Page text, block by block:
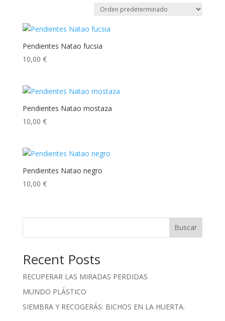
Pendientes Natao fucsia
10,00 €
Pendientes Natao mostaza
10,00 €
Pendientes Natao negro
10,00 €
Buscar
Recent Posts
RECUPERAR LAS MIRADAS PERDIDAS
MUNDO PLÁSTICO
SIEMBRA Y RECOGERÁS: BICHOS EN LA HUERTA.